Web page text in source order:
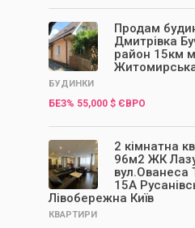
Продам
Дмитрівка
район 15км
БУДИНКИ
БЕЗ% 55,000 $ ЄВРО
2 кімнатна
96м2 ЖК
вул.Ованеса
15А
Лівобережна Київ
КВАРТИРИ